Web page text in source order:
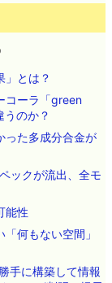
」とは？
コーラ「green
のか？
った多成分合金が
ックが流出、全モ
能性
何もない空間」
手に構築して情報